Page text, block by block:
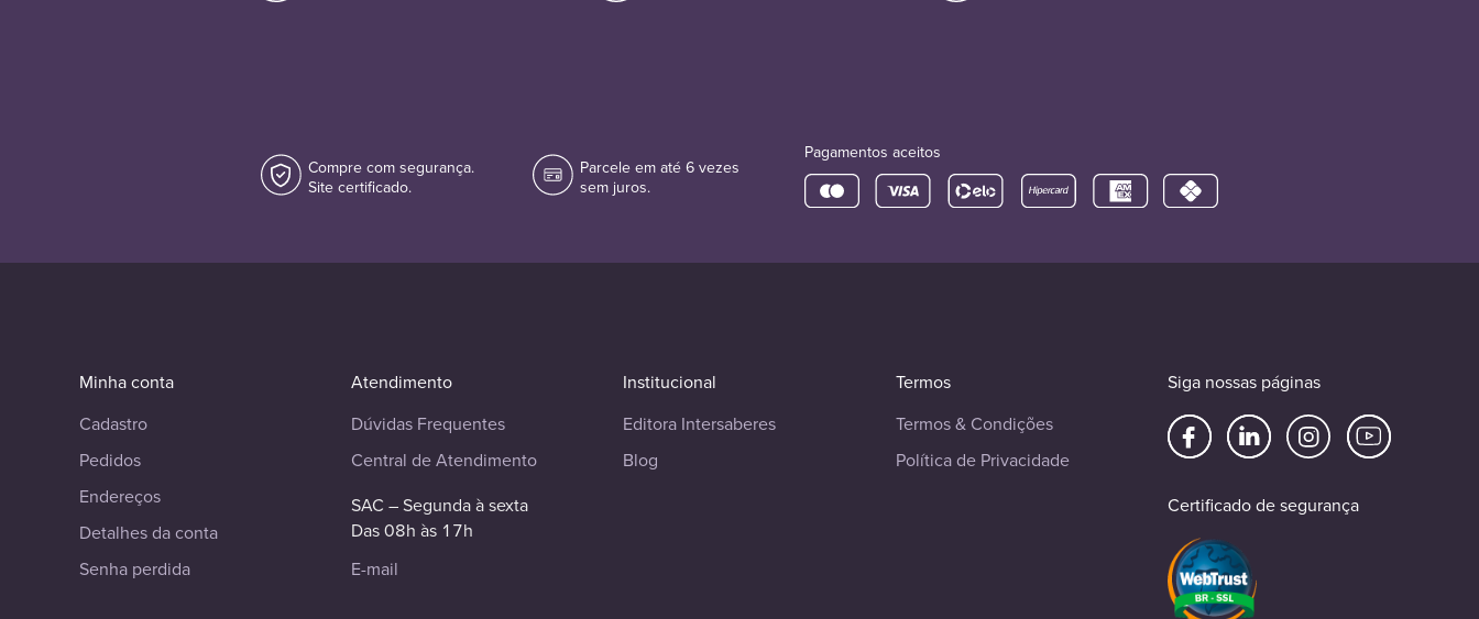
Compre com segurança.
Site certificado.
Parcele em até 6 vezes
sem juros.
Pagamentos aceitos
Minha conta
Cadastro
Pedidos
Endereços
Detalhes da conta
Senha perdida
Atendimento
Dúvidas Frequentes
Central de Atendimento
SAC – Segunda à sexta
Das 08h às 17h
E-mail
Institucional
Editora Intersaberes
Blog
Termos
Termos & Condições
Política de Privacidade
Siga nossas páginas
Certificado de segurança